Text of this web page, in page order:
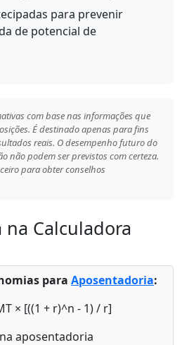
para prevenir
de potencial de
com base nas informações que
É destinado apenas para fins
reais. O desempenho futuro do
não podem ser previstos com certeza.
para obter conselhos
na Calculadora
para Aposentadoria:
× [((1 + r)^n - 1) / r]
aposentadoria